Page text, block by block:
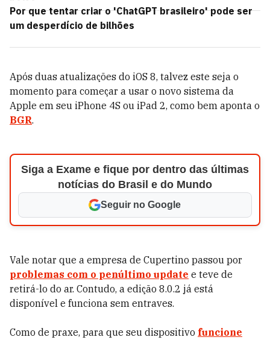
Por que tentar criar o 'ChatGPT brasileiro' pode ser
um desperdício de bilhões
Após duas atualizações do iOS 8, talvez este seja o
momento para começar a usar o novo sistema da
Apple em seu iPhone 4S ou iPad 2, como bem aponta o
BGR.
Siga a Exame e fique por dentro das últimas
notícias do Brasil e do Mundo
Seguir no Google
Vale notar que a empresa de Cupertino passou por
problemas com o penúltimo update e teve de
retirá-lo do ar. Contudo, a edição 8.0.2 já está
disponível e funciona sem entraves.
Como de praxe, para que seu dispositivo funcione